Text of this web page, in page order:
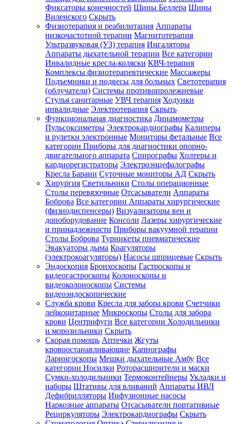
Фиксаторы конечностей Шины Беллера Шины
Виленского Скрыть
Физиотерапия и реабилитация Аппараты
низкочастотной терапии Магнитотерапия
Ультразвуковая (УЗ) терапия Ингаляторы
Аппараты дыхательной терапии Все категории
Инвалидные кресла-коляски КВЧ-терапия
Комплексы физиотерапевтические Массажеры
Подъемники и подвесы для больных Светотерапия
(облучатели) Системы противопролежневые
Стулья санитарные УВЧ терапия Ходунки
инвалидные Электротерапия Скрыть
Функциональная диагностика Динамометры
Пульсоксиметры Электрокардиографы Калиперы
и рулетки электронные Мониторы фетальные Все
категории Приборы для диагностики опорно-
двигательного аппарата Спирографы Холтеры и
кардиорегистраторы Электроэнцефалографы
Кресла Барани Суточные мониторы АД Скрыть
Хирургия Светильники Столы операционные
Столы перевязочные Отсасыватели Аппараты
Боброва Все категории Аппараты хирургические
(физиодиспенсеры) Визуализаторы вен и
допоборудование Консоли Лазеры хирургические
и принадлежности Приборы вакуумной терапии
Столы Боброва Турникеты пневматические
Эвакуаторы дыма Коагуляторы
(электрокоагуляторы) Насосы шприцевые Скрыть
Эндоскопия Бронхоскопы Гастроскопы и
видеогастроскопы Колоноскопы и
видеоколоноскопы Системы
видеоэндоскопические
Служба крови Кресла для забора крови Счетчики
лейкоцитарные Микроскопы Столы для забора
крови Центрифуги Все категории Холодильники
и морозильники Скрыть
Скорая помощь Аптечки Жгуты
кровоостанавливающие Капнографы
Ларингоскопы Мешки дыхательные Амбу Все
категории Носилки Роторасширители и маски
Сумки-холодильники Термоконтейнеры Укладки и
наборы Штативы для вливаний Аппараты ИВЛ
Дефибрилляторы Инфузионные насосы
Наркозные аппараты Отсасыватели портативные
Рециркуляторы Электрокардиографы Скрыть